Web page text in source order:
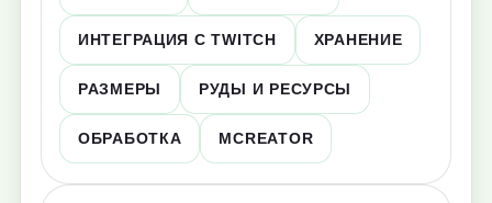
ИНТЕГРАЦИЯ С TWITCH ХРАНЕНИЕ
РАЗМЕРЫ РУДЫ И РЕСУРСЫ
ОБРАБОТКА MCREATOR